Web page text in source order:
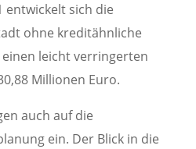
entwickelt sich die
ohne kreditähnliche
leicht verringerten
Millionen Euro.
auch auf die
ein. Der Blick in die